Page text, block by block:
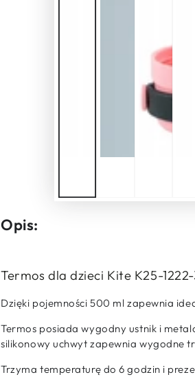
Opis:
Termos dla dzieci Kite K25-
Dzięki pojemności 500 ml zapewnia
Termos posiada wygodny ustnik i
silikonowy uchwyt zapewnia wygodne
Trzyma temperaturę do 6 godzin i